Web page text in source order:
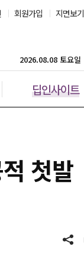
회원가입 지면보기
딥인사이트
2026.08.08 토요일
첫발